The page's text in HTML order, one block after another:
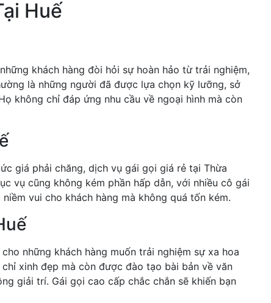
Huế
khách hàng đòi hỏi sự hoàn hảo từ trải nghiệm,
là những người đã được lựa chọn kỹ lưỡng, sở
không chỉ đáp ứng nhu cầu về ngoại hình mà còn
giá phải chăng, dịch vụ gái gọi giá rẻ tại Thừa
vụ cũng không kém phần hấp dẫn, với nhiều cô gái
vui cho khách hàng mà không quá tốn kém.
những khách hàng muốn trải nghiệm sự xa hoa
xinh đẹp mà còn được đào tạo bài bản về văn
giải trí. Gái gọi cao cấp chắc chắn sẽ khiến bạn